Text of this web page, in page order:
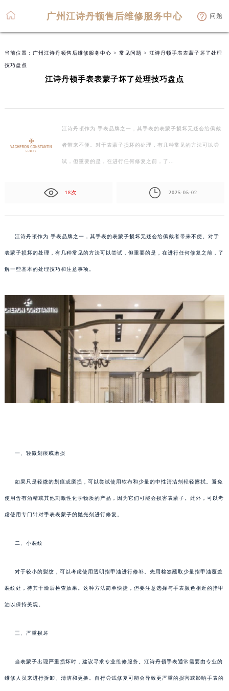
广州江诗丹顿售后维修服务中心 问题
当前位置： 广州江诗丹顿售后维修服务中心 > 常见问题 > 江诗丹顿手表表蒙子坏了处理
技巧盘点
江诗丹顿手表表蒙子坏了处理技巧盘点
江诗丹顿作为 手表品牌之一，其手表的表蒙子损坏无疑会给佩戴
者带来不便。对于表蒙子损坏的处理，有几种常见的方法可以尝
试，但重要的是，在进行任何修复之前，了…
18次 2025-05-02
江诗丹顿作为 手表品牌之一，其手表的表蒙子损坏无疑会给佩戴者带来不便。对于
表蒙子损坏的处理，有几种常见的方法可以尝试，但重要的是，在进行任何修复之前，了
解一些基本的处理技巧和注意事项。
一、轻微划痕或磨损
如果只是轻微的划痕或磨损，可以尝试使用软布和少量的中性清洁剂轻轻擦拭。避免
使用含有酒精或其他刺激性化学物质的产品，因为它们可能会损害表蒙子。此外，可以考
虑使用专门针对手表表蒙子的抛光剂进行修复。
二、小裂纹
对于较小的裂纹，可以考虑使用透明指甲油进行修补。先用棉签蘸取少量指甲油覆盖
裂纹处，待其干燥后检查效果。这种方法简单快捷，但要注意选择与手表颜色相近的指甲
油以保持美观。
三、严重损坏
当表蒙子出现严重损坏时，建议寻求专业维修服务。江诗丹顿手表通常需要由专业的
维修人员来进行拆卸、清洁和更换。自行尝试修复可能会导致更严重的损害或影响手表的